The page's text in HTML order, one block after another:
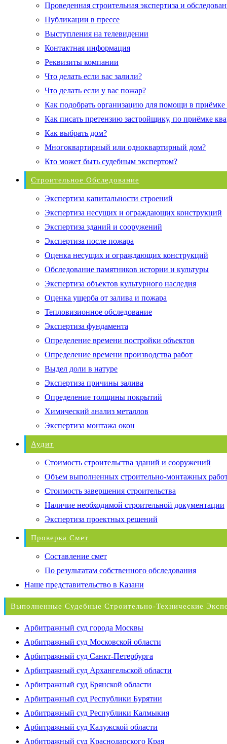
Проведенная строительная экспертиза и
Публикации в прессе
Выступления на телевидении
Контактная информация
Реквизиты компании
Что делать если вас залили?
Что делать если у вас пожар?
Как подобрать организацию для помощи в приёмке
Как писать претензию застройщику, по приёмке
Как выбрать дом?
Многоквартирный или одноквартирный дом?
Кто может быть судебным экспертом?
Строительное Обследование
Экспертиза капитальности строений
Экспертиза несущих и ограждающих конструкций
Экспертиза зданий и сооружений
Экспертиза после пожара
Оценка несущих и ограждающих конструкций
Обследование памятников истории и культуры
Экспертиза объектов культурного наследия
Оценка ущерба от залива и пожара
Тепловизионное обследование
Экспертиза фундамента
Определение времени постройки объектов
Определение времени производства работ
Выдел доли в натуре
Экспертиза причины залива
Определение толщины покрытий
Химический анализ металлов
Экспертиза монтажа окон
Аудит
Стоимость строительства зданий и сооружений
Объем выполненных строительно-монтажных
Стоимость завершения строительства
Наличие необходимой строительной документации
Экспертиза проектных решений
Проверка Смет
Составление смет
По результатам собственного обследования
Наше представительство в Казани
Выполненные Судебные Строительно-Технические
Арбитражный суд города Москвы
Арбитражный суд Московской области
Арбитражный суд Санкт-Петербурга
Арбитражный суд Архангельской области
Арбитражный суд Брянской области
Арбитражный суд Республики Бурятии
Арбитражный суд Республики Калмыкия
Арбитражный суд Калужской области
Арбитражный суд Краснодарского Края